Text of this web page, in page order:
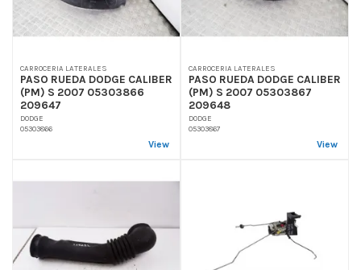
CARROCERIA LATERALES
PASO RUEDA DODGE CALIBER
(PM) S 2007 05303866
209647
DODGE
05303866
View
CARROCERIA LATERALES
PASO RUEDA DODGE CALIBER
(PM) S 2007 05303867
209648
DODGE
05303867
View